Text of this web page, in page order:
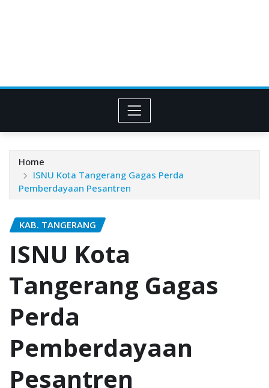
Home
ISNU Kota Tangerang Gagas Perda
Pemberdayaan Pesantren
KAB. TANGERANG
ISNU Kota
Tangerang Gagas
Perda
Pemberdayaan
Pesantren